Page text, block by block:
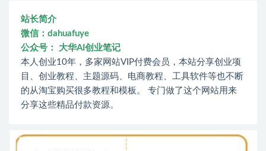
站长简介
微信：dahuafuye
公众号： 大华AI创业笔记
本人创业10年，多家网站VIP付费会员，本站分享创业项
目、创业教程、主题源码、电商教程、工具软件等也不断
的从淘宝购买很多教程和模板。 专门做了这个网站用来
分享这些精品付款资源。